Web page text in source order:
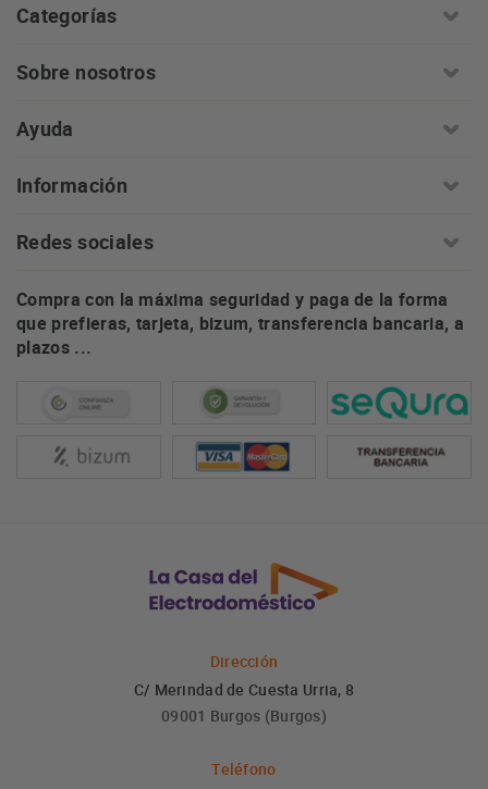
Categorías
Sobre nosotros
Ayuda
Información
Redes sociales
Compra con la máxima seguridad y paga de la forma
que prefieras, tarjeta, bizum, transferencia bancaria, a
plazos ...
Dirección
C/ Merindad de Cuesta Urria, 8
09001 Burgos (Burgos)
Teléfono